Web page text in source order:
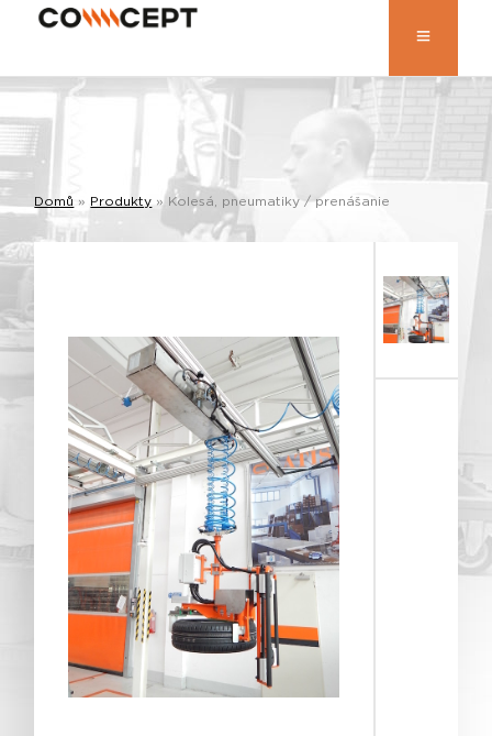
Domů » Produkty » Kolesá, pneumatiky / prenášanie